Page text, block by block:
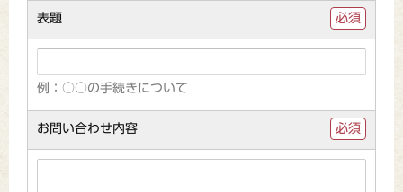
表題 必須
例：○○の手続きについて
お問い合わせ内容 必須